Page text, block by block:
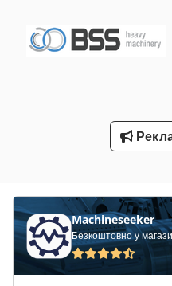
Фрезерний Верстат З Чпу
Фрезерний Верстат З
Фрезерний Верстат З
Фрезерно Форматний
Machineseeker
Безкоштовно у